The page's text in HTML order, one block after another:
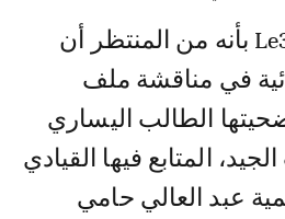
في مناقشة ملف
الطالب اليساري
المتابع فيها القيادي
عبد العالي حامي